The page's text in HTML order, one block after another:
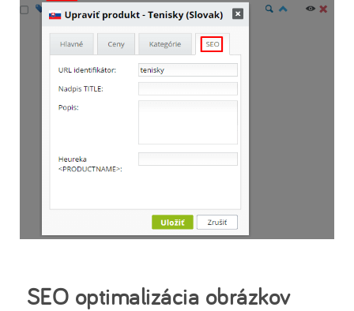
SEO optimalizácia obrázkov